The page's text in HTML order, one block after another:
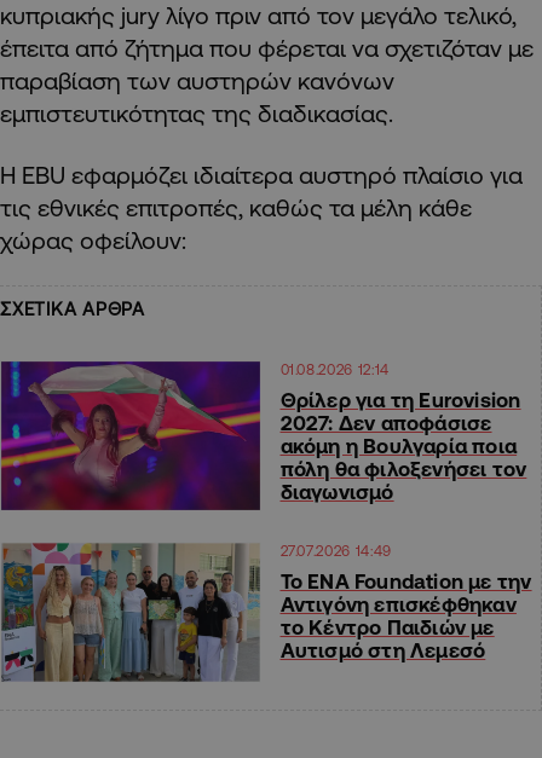
κυπριακής jury λίγο πριν από τον μεγάλο τελικό,
έπειτα από ζήτημα που φέρεται να σχετιζόταν με
παραβίαση των αυστηρών κανόνων
εμπιστευτικότητας της διαδικασίας.
Η EBU εφαρμόζει ιδιαίτερα αυστηρό πλαίσιο για
τις εθνικές επιτροπές, καθώς τα μέλη κάθε
χώρας οφείλουν:
ΣΧΕΤΙΚΑ ΑΡΘΡΑ
01.08.2026 12:14
Θρίλερ για τη Eurovision
2027: Δεν αποφάσισε
ακόμη η Βουλγαρία ποια
πόλη θα φιλοξενήσει τον
διαγωνισμό
27.07.2026 14:49
Το ENA Foundation με την
Αντιγόνη επισκέφθηκαν
το Κέντρο Παιδιών με
Αυτισμό στη Λεμεσό